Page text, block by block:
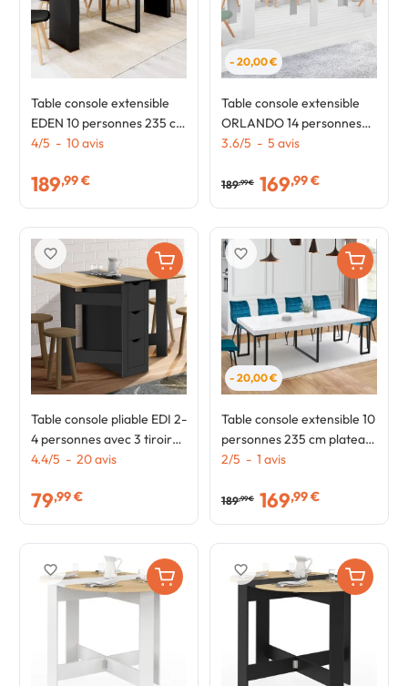
Table console extensible
EDEN 10 personnes 235 cm
bois effet vieilli et noir
4/5 - 10avis
189,99 €
- 20,00 €
Table console extensible
ORLANDO 14 personnes
300 cm blanc et façon
3.6/5 - 5 avis
189,99 € 169,99 €
Table console pliable EDI 2-
4 personnes avec 3 tiroirs
noirs plateau façon hêtre
4.4/5 - 20avis
79,99 €
favorite_border
- 20,00 €
Table console extensible 10
personnes 235 cm plateau
effet marbre blanc
2/5 - 1 avis
189,99 € 169,99 €
favorite_border
favorite_border favorite_border